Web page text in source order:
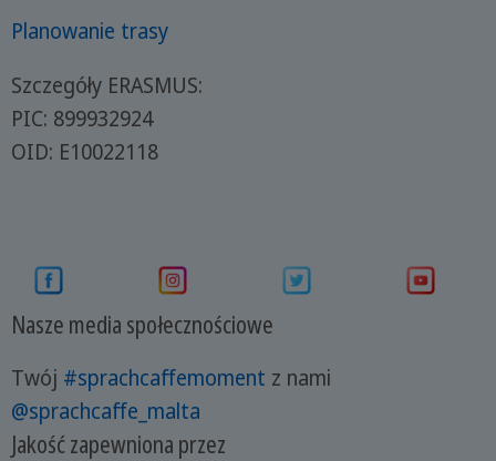
Planowanie trasy
Szczegóły ERASMUS:
PIC: 899932924
OID: E10022118
Nasze media społecznościowe
Twój #sprachcaffemoment z nami
@sprachcaffe_malta
Jakość zapewniona przez